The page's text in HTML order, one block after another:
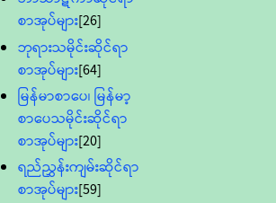
စာအုပ်များ[26]
ဘုရားသမိုင်းဆိုင်ရာ
စာအုပ်များ[64]
မြန်မာစာပေ၊ မြန်မာ့
စာပေသမိုင်းဆိုင်ရာ
စာအုပ်များ[20]
ရည်ညွှန်းကျမ်းဆိုင်ရာ
စာအုပ်များ[59]